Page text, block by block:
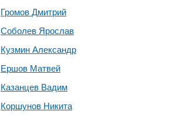
Громов Дмитрий
Соболев Ярослав
Кузмин Александр
Ершов Матвей
Казанцев Вадим
Коршунов Никита